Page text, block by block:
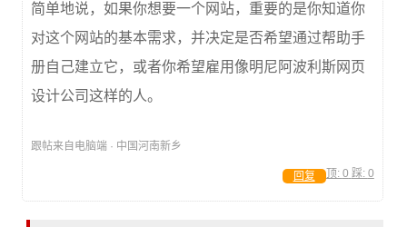
简单地说，如果你想要一个网站，重要的是你知道你
对这个网站的基本需求，并决定是否希望通过帮助手
册自己建立它，或者你希望雇用像明尼阿波利斯网页
设计公司这样的人。
跟帖来自电脑端 · 中国河南新乡
顶: 0 踩: 0
回复